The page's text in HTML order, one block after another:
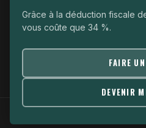
The Fondemos Review
Mentions légales
Politique de confidentialité
Grâce à la déduction fiscale
vous coûte que 34 %.
FAIRE
DEVENIR